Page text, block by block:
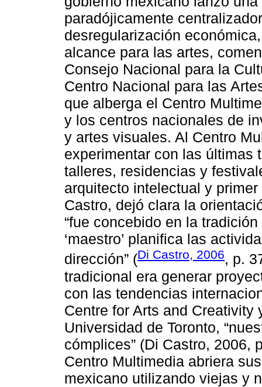
paradójicamente
desregularización
alcance para las artes,
Consejo Nacional para la
Centro Nacional para las
que alberga el Centro
y los centros nacionales de
y artes visuales. Al Centro
experimentar con las últimas
talleres, residencias y
arquitecto intelectual y
Castro, dejó clara la
“fue concebido en la
‘maestro’ planifica las
dirección” (Di Castro, 2006, p.
tradicional era generar
con las tendencias
Centre for Arts and
Universidad de Toronto,
cómplices” (Di Castro, 2006,
Centro Multimedia abriera
mexicano utilizando viejas y